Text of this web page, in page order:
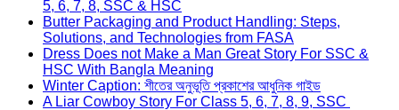
5, 6, 7, 8, SSC & HSC
Butter Packaging and Product Handling: Steps,
Solutions, and Technologies from FASA
Dress Does not Make a Man Great Story For SSC &
HSC With Bangla Meaning
Winter Caption: শীতের অনুভূতি প্রকাশের আধুনিক গাইড
A Liar Cowboy Story For Class 5, 6, 7, 8, 9, SSC